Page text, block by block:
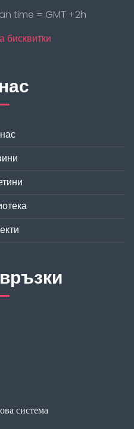
time = GMT +2h
бисквитки
система